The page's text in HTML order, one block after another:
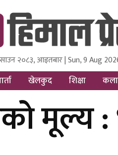
Media and Research Pvt Ltd.
२०८३, आइतबार | Sun, 9 Aug
खेलकुद शिक्षा कला
मूल्य